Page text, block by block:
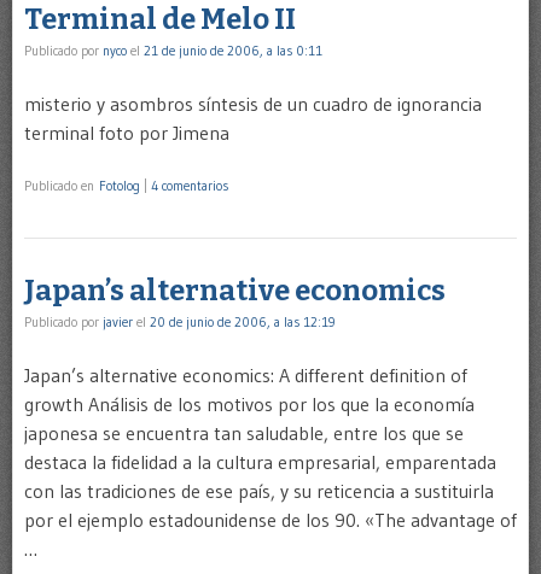
Terminal de Melo II
Publicado por nyco el 21 de junio de 2006, a las 0:11
misterio y asombros síntesis de un cuadro de ignorancia
terminal foto por Jimena
Publicado en Fotolog 4 comentarios
Japan’s alternative economics
Publicado por javier el 20 de junio de 2006, a las 12:19
Japan’s alternative economics: A different definition of
growth Análisis de los motivos por los que la economía
japonesa se encuentra tan saludable, entre los que se
destaca la fidelidad a la cultura empresarial, emparentada
con las tradiciones de ese país, y su reticencia a sustituirla
por el ejemplo estadounidense de los 90. «The advantage of
…